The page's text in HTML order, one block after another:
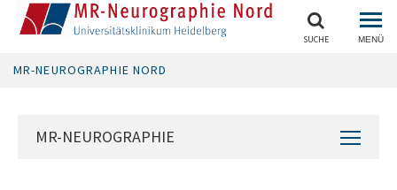
SUCHE MENÜ
MR-NEUROGRAPHIE NORD
MR-NEUROGRAPHIE